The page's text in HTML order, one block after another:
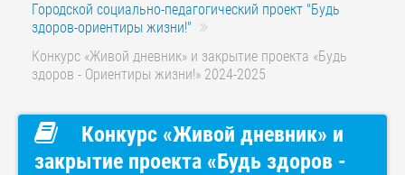
Городской социально-педагогический проект "Будь
здоров-ориентиры жизни!"
Конкурс «Живой дневник» и закрытие проекта «Будь
здоров - Ориентиры жизни!» 2024-2025
Конкурс «Живой дневник» и
закрытие проекта «Будь здоров -